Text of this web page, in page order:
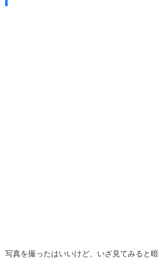
写真を撮ったはいいけど、いざ見てみると